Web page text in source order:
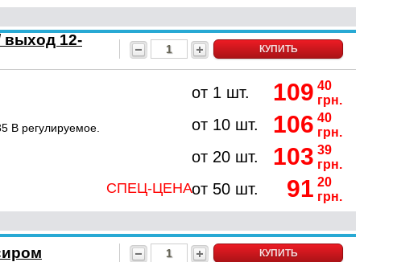
выход 12-
КУПИТЬ
В регулируемое.
от 1 шт. 109 40
грн.
от 10 шт. 106 40
грн.
от 20 шт. 103 39
грн.
СПЕЦ-ЦЕНАот 50 шт. 91 20
грн.
КУПИТЬ